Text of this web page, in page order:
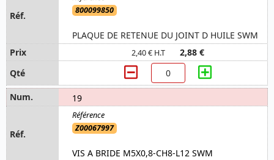
800099850
PLAQUE DE RETENUE DU JOINT D HUILE SWM
2,40 € H.T 2,88 €
19
Z00067997
VIS A BRIDE M5X0,8-CH8-L12 SWM